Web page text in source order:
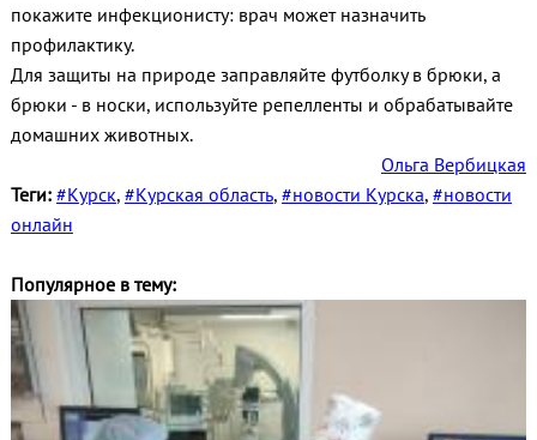
покажите инфекционисту: врач может назначить
профилактику.
Для защиты на природе заправляйте футболку в брюки, а
брюки - в носки, используйте репелленты и обрабатывайте
домашних животных.
Ольга Вербицкая
Теги: #Курск, #Курская область, #новости Курска, #новости
онлайн
Популярное в тему: